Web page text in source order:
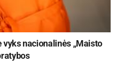
nacionalinės „Maisto